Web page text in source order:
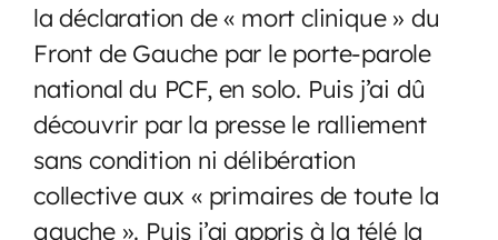
la déclaration de « mort clinique » du
Front de Gauche par le porte-parole
national du PCF, en solo. Puis j’ai dû
découvrir par la presse le ralliement
sans condition ni délibération
collective aux « primaires de toute la
gauche ». Puis j’ai appris à la télé la